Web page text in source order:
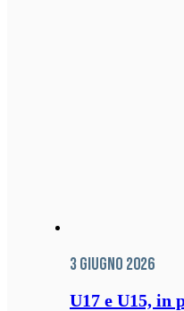
3 Giugno 2026
U17 e U15, in